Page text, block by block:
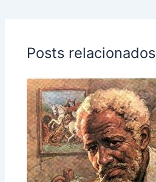
Posts relacionados